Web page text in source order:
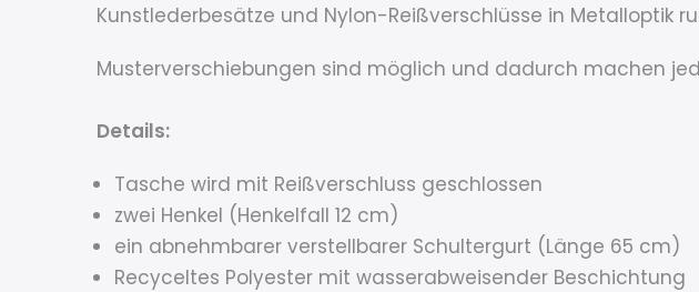
Kunstlederbesätze und Nylon-Reißverschlüsse in Metalloptik
Musterverschiebungen sind möglich und dadurch machen
Details:
Tasche wird mit Reißverschluss geschlossen
zwei Henkel (Henkelfall 12 cm)
ein abnehmbarer verstellbarer Schultergurt (Länge 65 cm)
Recyceltes Polyester mit wasserabweisender Beschichtung